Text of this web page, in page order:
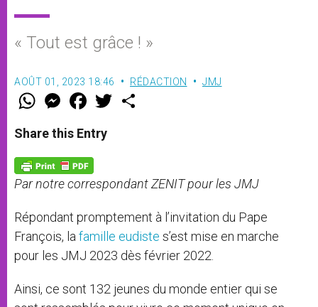
« Tout est grâce ! »
AOÛT 01, 2023 18:46 RÉDACTION JMJ
W
t
s
p
p
M
e
s
e
g
e
r
F
a
e
b
o
k
w
Share this Entry
Par notre correspondant ZENIT pour les JMJ
Répondant promptement à l’invitation du Pape
François, la famille eudiste s’est mise en marche
pour les JMJ 2023 dès février 2022.
Ainsi, ce sont 132 jeunes du monde entier qui se